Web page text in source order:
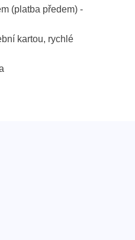
(platba předem) -
kartou, rychlé